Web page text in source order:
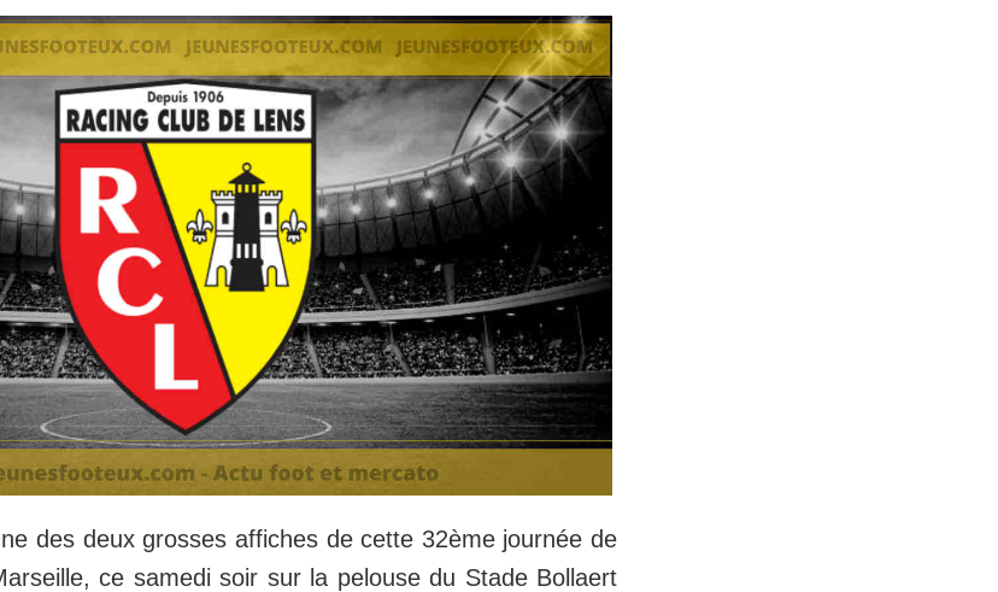
des deux grosses affiches de cette 32ème journée de
ce samedi soir sur la pelouse du Stade Bollaert